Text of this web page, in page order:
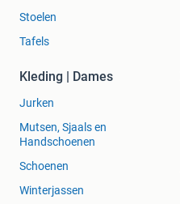
Stoelen
Tafels
Kleding | Dames
Jurken
Mutsen, Sjaals en
Handschoenen
Schoenen
Winterjassen